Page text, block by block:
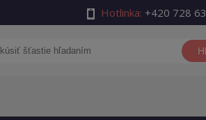
Hotlinka: +420 728